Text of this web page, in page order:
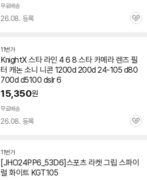
무료배송
26.08. 등록
관
11번가
KnightX 스타 라인 4 6 8 스타 카메라 렌즈 필
터 캐논 소니 니콘 1200d 200d 24-105 d80
700d d5100 dslr 6
15,350원
무료배송
26.08. 등록
관
11번가
[JHO24PP6_53D6]스포츠 라켓 그립 스파이
럴 화이트 KGT105